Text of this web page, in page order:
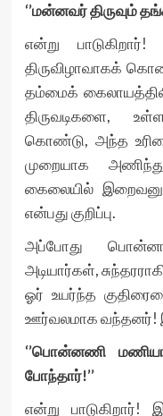
‘’மன்னவர் திருவும்
என்று
திருவிழாவாகக்
தம்மைக்
திருவடிகளை,
கொண்டு, அந்த
முறையாக
கைலையில்
என்பது குறிப்பு.
அப்போது
அடியார்கள்,
ஓர் உயர்ந்த
ஊர்வலமாக வந்தனர்!
‘’பொன்னணி
போந்தார்!’’
என்று பாடுகிறார்!